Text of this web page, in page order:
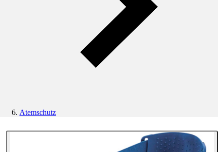
Atemschutz